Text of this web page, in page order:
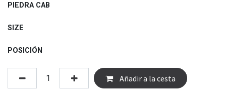
PIEDRA CAB
SIZE
POSICIÓN
Añadir a la cesta